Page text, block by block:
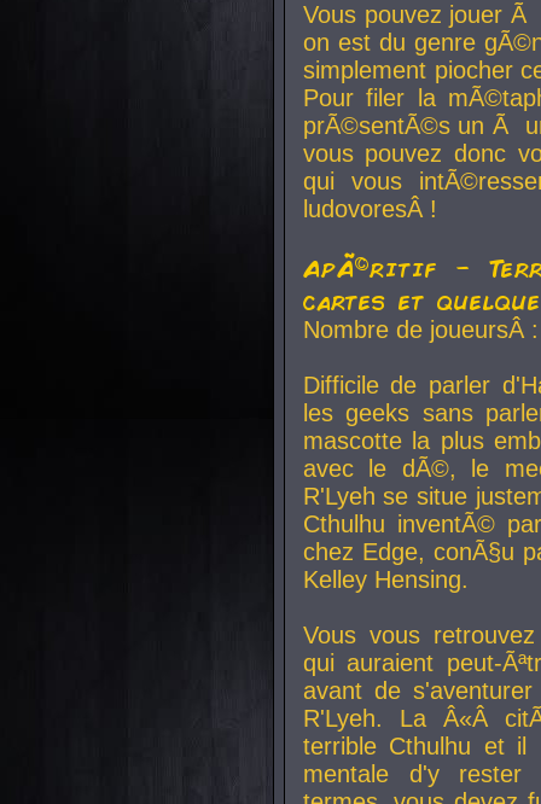
Vous pouvez jouer
on est du genre
simplement piocher
Pour filer la
prÃ©sentÃ©s un Ã
vous pouvez donc
qui vous
ludovoresÂ !
ApÃ©ritif -
cartes et
Nombre de
Difficile de parler
les geeks sans
mascotte la plus
avec le dÃ©, le
R'Lyeh se situe
Cthulhu inventÃ©
chez Edge, conÃ§u
Kelley Hensing.
Vous vous
qui auraient peut-
avant de
R'Lyeh. La Â«Â
terrible Cthulhu et
mentale d'y rester